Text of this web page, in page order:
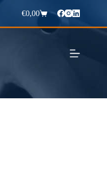
Carrinho
de
compras
€0,00